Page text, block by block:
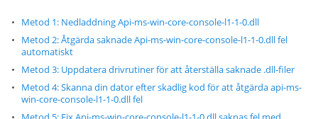
Metod 1: Nedladdning Api-ms-win-core-console-l1-1-0.dll
Metod 2: Åtgärda saknade Api-ms-win-core-console-l1-1-0.dll fel
automatiskt
Metod 3: Uppdatera drivrutiner för att återställa saknade .dll-filer
Metod 4: Skanna din dator efter skadlig kod för att åtgärda api-ms-
win-core-console-l1-1-0.dll fel